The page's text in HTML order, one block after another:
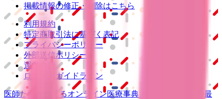
掲載情報の修正・削除はこちら
利用規約
特定商取引法に基づく表記
プライバシーポリシー
外部送信ポリシー
運営会社
ロゴ利用ガイドライン
医師たちがつくるオンライン医療事典
日本最